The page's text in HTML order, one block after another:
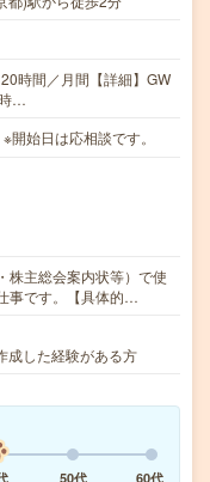
時間／月間【詳細】GW
…
始日は応相談です。
株主総会案内状等）で使
事です。【具体的…
成した経験がある方
50代
60代